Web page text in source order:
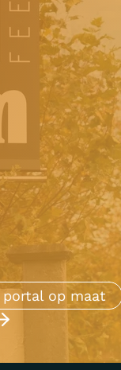
op maat